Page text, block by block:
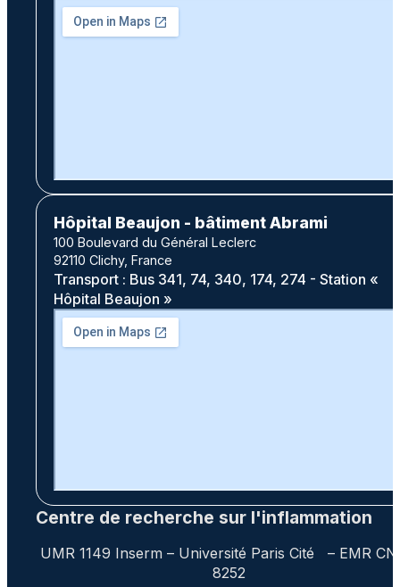
Hôpital Beaujon - bâtiment Abrami
100 Boulevard du Général Leclerc
92110 Clichy, France
Transport : Bus 341, 74, 340, 174, 274 - Station «
Hôpital Beaujon »
Centre de recherche sur l'inflammation
UMR 1149 Inserm – Université Paris Cité – EMR
8252